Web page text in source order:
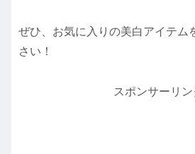
ぜひ、お気に入りの美白アイテム
さい！
スポンサーリン